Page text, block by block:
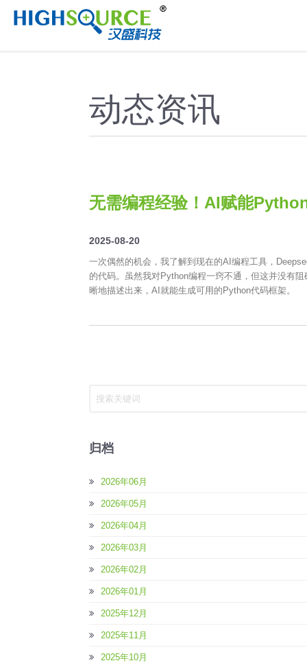
动态资讯
无需编程经验！AI赋能
2025-08-20
一次偶然的机会，我了解到现在的AI编程工具，
的代码。虽然我对Python编程一窍不通，但这并没有
晰地描述出来，AI就能生成可用的Python代码框架。​
归档
2026年06月
2026年05月
2026年04月
2026年03月
2026年02月
2026年01月
2025年12月
2025年11月
2025年10月